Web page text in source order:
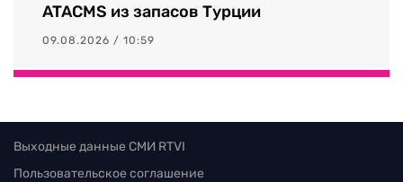
ATACMS из запасов Турции
09.08.2026 / 10:59
Выходные данные СМИ RTVI
Пользовательское соглашение